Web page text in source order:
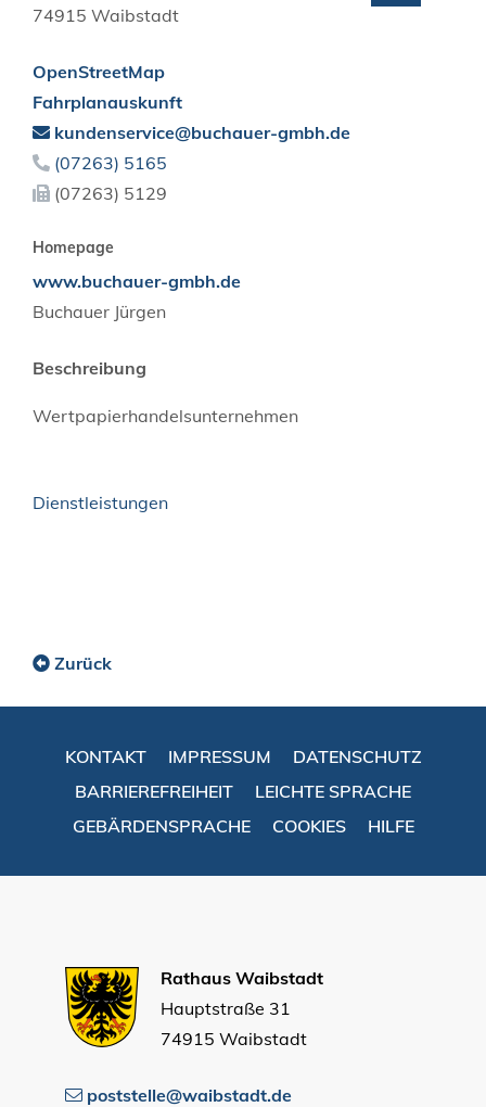
74915 Waibstadt
OpenStreetMap
Fahrplanauskunft
kundenservice@buchauer-gmbh.de
(07263) 51 65
(07263) 51 29
Homepage
www.buchauer-gmbh.de
Buchauer Jürgen
Beschreibung
Wertpapierhandelsunternehmen
Dienstleistungen
Zurück
KONTAKT IMPRESSUM
DATENSCHUTZ
BARRIEREFREIHEIT
LEICHTE SPRACHE
GEBÄRDENSPRACHE
COOKIES HILFE
Rathaus Waibstadt
Hauptstraße 31
74915 Waibstadt
poststelle@waibstadt.de